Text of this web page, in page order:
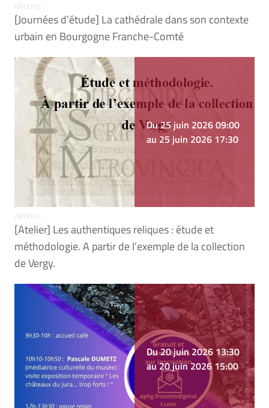
ARTEHIS
[Journées d’étude] La cathédrale dans son contexte
urbain en Bourgogne Franche-Comté
Du 25 juin 2026 09:00
au 25 juin 2026 17:30
ARTEHIS
[Atelier] Les authentiques reliques : étude et
méthodologie. A partir de l’exemple de la collection
de Vergy.
Du 20 juin 2026 13:30
au 20 juin 2026 15:00